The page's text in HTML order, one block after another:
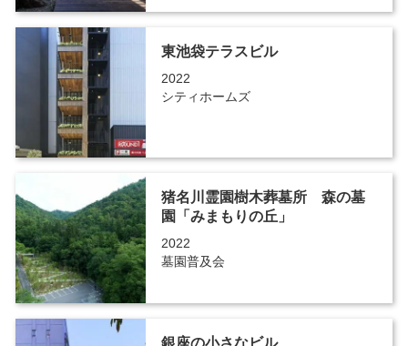
東池袋テラスビル
2022
シティホームズ
猪名川霊園樹木葬墓所 森の墓
園「みまもりの丘」
2022
墓園普及会